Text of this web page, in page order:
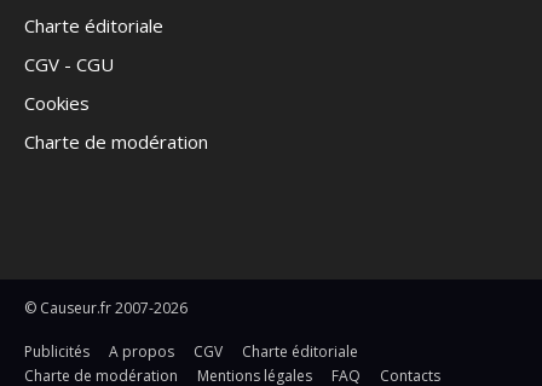
Charte éditoriale
CGV - CGU
Cookies
Charte de modération
© Causeur.fr 2007-2026
Publicités A propos CGV
Charte éditoriale
Charte de modération
Mentions légales FAQ Contacts